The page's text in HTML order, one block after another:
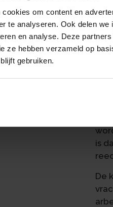
cookies om content en
te analyseren. Ook delen
en analyse. Deze
ze hebben verzameld op
gebruiken.
op basis van
is
De